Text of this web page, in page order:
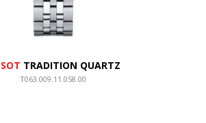
TRADITION QUARTZ
T063.009.11.058.00